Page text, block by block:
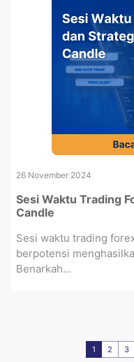
26 November 2024
Sesi Waktu Trading
Candle
Sesi waktu trading
berpotensi
Benarkah...
1 2 3